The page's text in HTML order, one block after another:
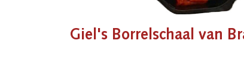
Giel's Borrelschaal van